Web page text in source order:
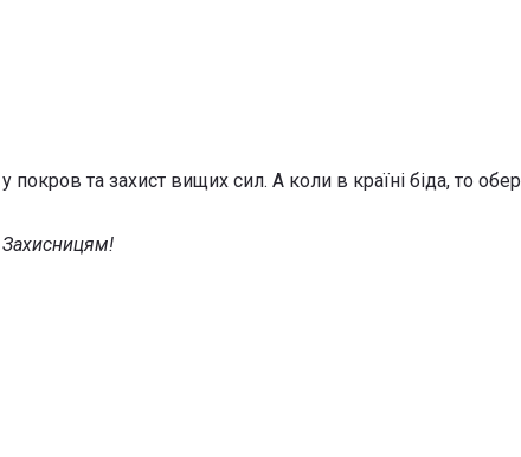
покров та захист вищих сил. А коли в країні біда, то